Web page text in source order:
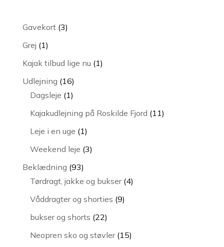
Gavekort 33
Grej 11
vare
Kajak tilbud lige nu 11
Udlejning 1616
varer
Dagsleje 11
vare
Kajakudlejning på Roskilde Fjord 1111
Leje i en uge 11
vare
Weekend leje 33
Beklædning 9393
varer
Tørdragt, jakke og bukser 44
Våddragter og shorties 99
bukser og shorts 2222
varer
Neopren sko og støvler 1515